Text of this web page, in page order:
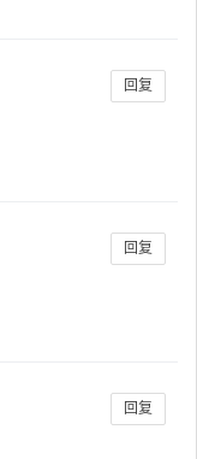
回复
回复
回复